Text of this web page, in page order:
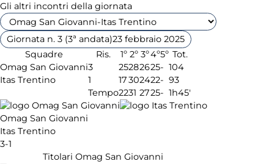
Gli altri incontri della giornata
Giornata n. 3 (3ª andata)23 febbraio 2025
Squadre
Ris. 1º 2º 3º4º5º Tot.
Omag San Giovanni3 25282625- 104
Itas Trentino
1 17302422- 93
Tempo2231 2725- 1h45'
Omag San Giovanni
Itas Trentino
3-1
Titolari Omag San Giovanni